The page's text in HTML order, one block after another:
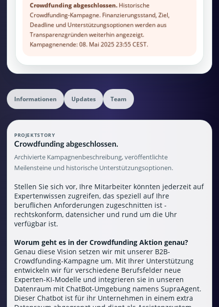
Crowdfunding abgeschlossen.Historische
Crowdfunding-Kampagne. Finanzierungsstand, Ziel,
Deadline und Unterstützungsoptionen werden aus
Transparenzgründen weiterhin angezeigt.
Kampagnenende: 08. Mai 2025 23:55 CEST.
Informationen Updates Team
PROJEKTSTORY
Crowdfunding abgeschlossen.
Archivierte Kampagnenbeschreibung, veröffentlichte
Meilensteine und historische Unterstützungsoptionen.
Stellen Sie sich vor, Ihre Mitarbeiter könnten jederzeit auf
Expertenwissen zugreifen, das speziell auf Ihre
beruflichen Anforderungen zugeschnitten ist -
rechtskonform, datensicher und rund um die Uhr
verfügbar ist.
Worum geht es in der Crowdfunding Aktion genau?
Genau diese Vision setzen wir mit unserer B2B-
Crowdfunding-Kampagne um. Mit Ihrer Unterstützung
entwickeln wir für verschiedene Berufsfelder neue
Experten-KI-Modelle und integrieren sie in unseren
Datenraum mit ChatBot-Umgebung namens SupraAgent.
Dieser Chatbot ist für ihr Unternehmen in einem extra